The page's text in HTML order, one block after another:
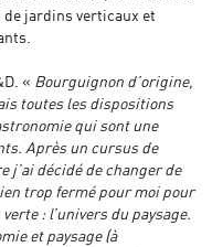
jardins verticaux et
« Bourguignon d’origine,
toutes les dispositions
qui sont une
Après un cursus de
j’ai décidé de changer de
trop fermé pour moi pour
: l’univers du paysage.
et paysage (à